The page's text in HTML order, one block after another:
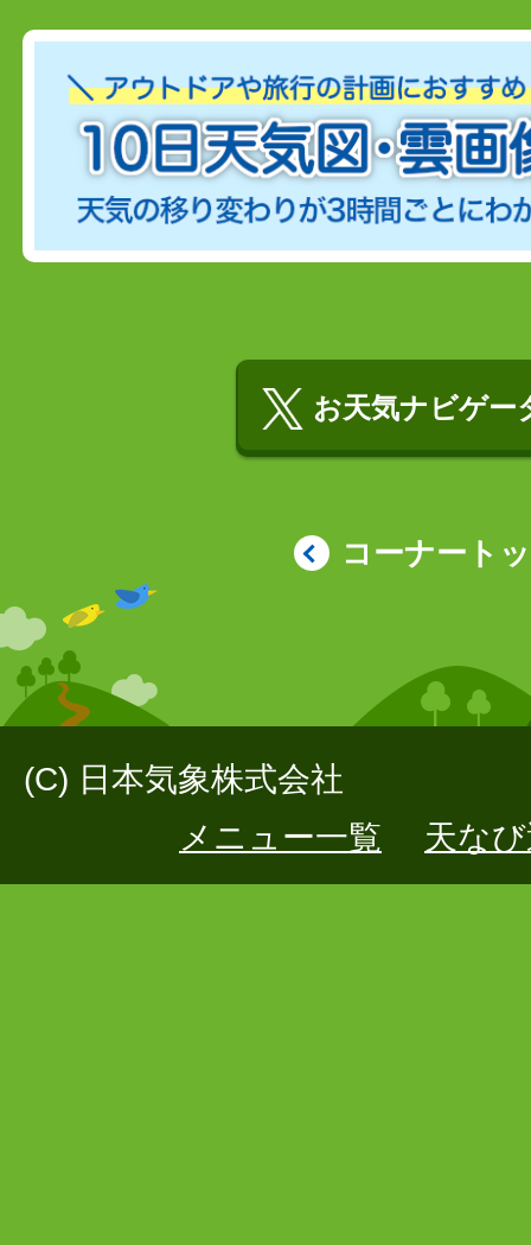
お天気ナビゲー
コーナート
(C) 日本気象株式会社
メニュー一覧
天な